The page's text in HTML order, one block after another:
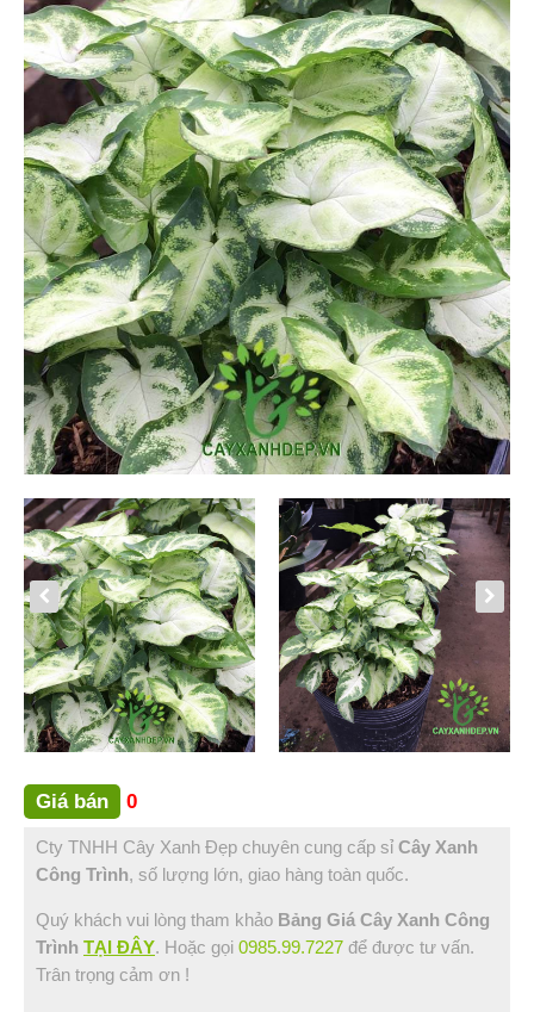
Cỏ Thảm (6)
Cây Ăn Trái (9)
Cây Giống Ăn Trái (30)
Phân Và Đất (5)
Dự Án (36)
Tây Ninh (1)
Bình Dương (1)
Long An (1)
Ninh Thuận (1)
Tiền Giang (1)
Lâm Đồng (1)
Tp Hồ Chí Minh (14)
Kiên Giang (4)
Bến Tre (3)
Nha Trang (0)
Bình Thuận (2)
Bạc Liêu (1)
Đồng Nai (3)
Vũng Tàu (1)
Sóc Trăng (1)
Hậu Giang (1)
Tin Tức
Giá bán 0
Cty TNHH Cây Xanh Đẹp chuyên cung cấp sỉ Cây Xanh
Công Trình, số lượng lớn, giao hàng toàn quốc.
Quý khách vui lòng tham khảo Bảng Giá Cây Xanh Công
Trình TẠI ĐÂY. Hoặc gọi 0985.99.7227 để được tư vấn.
Trân trọng cảm ơn !